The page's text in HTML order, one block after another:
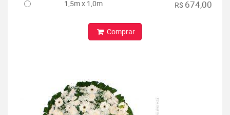
1,5m x 1,0m R$ 674,00
Comprar